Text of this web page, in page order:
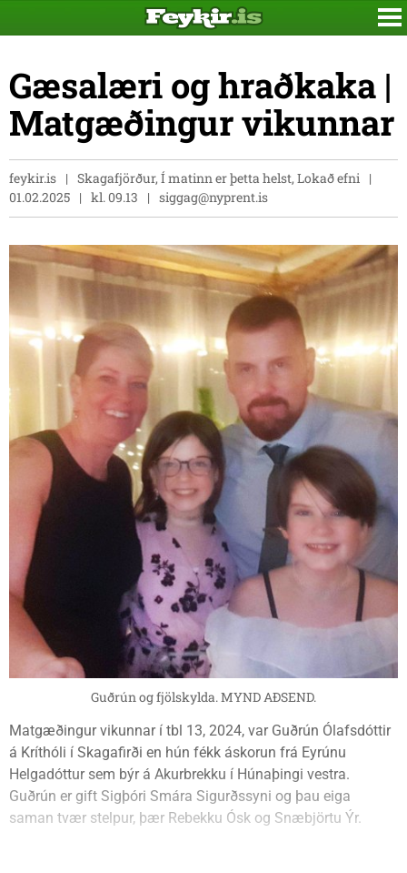
Gæsalæri og hraðkaka |
Matgæðingur vikunnar
feykir.is
Skagafjörður, Í matinn er þetta helst, Lokað efni
01.02.2025
kl. 09.13 siggag@nyprent.is
Guðrún og fjölskylda. MYND AÐSEND.
Matgæðingur vikunnar í tbl 13, 2024, var Guðrún Ólafsdóttir
á Kríthóli í Skagafirði en hún fékk áskorun frá Eyrúnu
Helgadóttur sem býr á Akurbrekku í Húnaþingi vestra.
Guðrún er gift Sigþóri Smára Sigurðssyni og þau eiga
saman tvær stelpur, þær Rebekku Ósk og Snæbjörtu Ýr.